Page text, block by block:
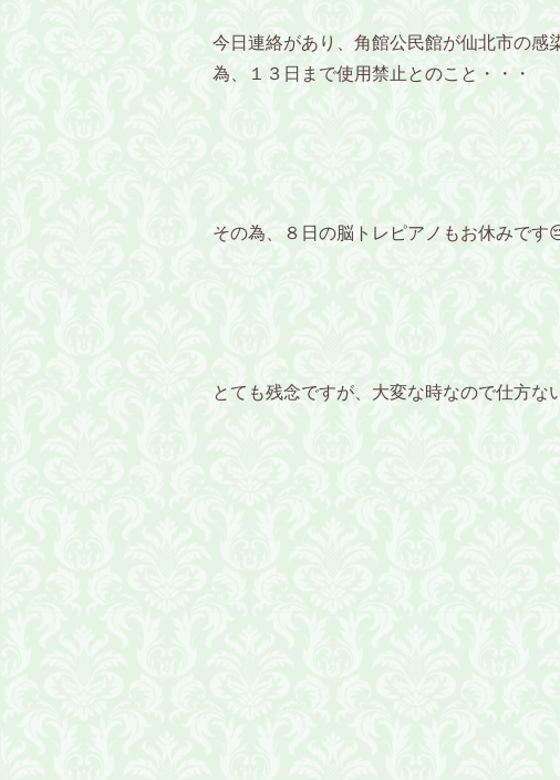
今日連絡があり、角館公民館が仙北市の感
為、１３日まで使用禁止とのこと・・・
その為、８日の脳トレピアノもお休みです
とても残念ですが、大変な時なので仕方な